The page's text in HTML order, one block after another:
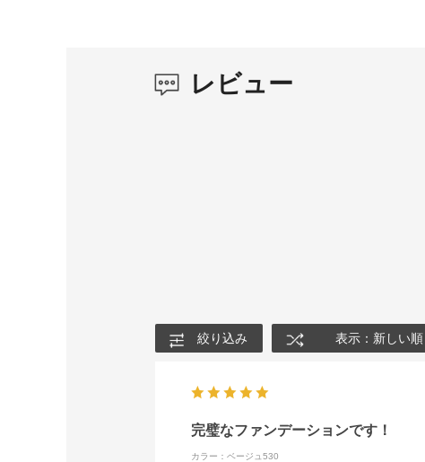
レビュー
絞り込み 表示：新しい順
完璧なファンデーションです！
カラー：ベージュ530